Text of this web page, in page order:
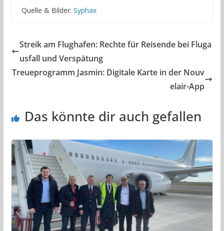
Quelle & Bilder: Syphax
Streik am Flughafen: Rechte für Reisende bei Fluga
usfall und Verspätung
Treueprogramm Jasmin: Digitale Karte in der Nouv
elair-App
Das könnte dir auch gefallen